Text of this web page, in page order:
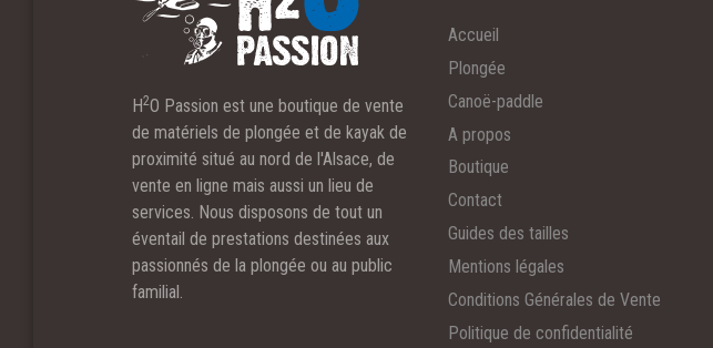
H2O Passion est une boutique de vente
de matériels de plongée et de kayak de
proximité situé au nord de l'Alsace, de
vente en ligne mais aussi un lieu de
services. Nous disposons de tout un
éventail de prestations destinées aux
passionnés de la plongée ou au public
familial.
Accueil
Plongée
Canoë-paddle
A propos
Boutique
Contact
Guides des tailles
Mentions légales
Conditions Générales de Vente
Politique de confidentialité